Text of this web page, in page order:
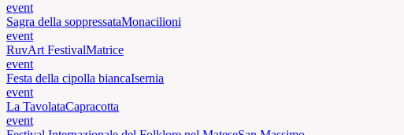
event
Sagra della soppressataMonacilioni
event
RuvArt FestivalMatrice
event
Festa della cipolla biancaIsernia
event
La TavolataCapracotta
event